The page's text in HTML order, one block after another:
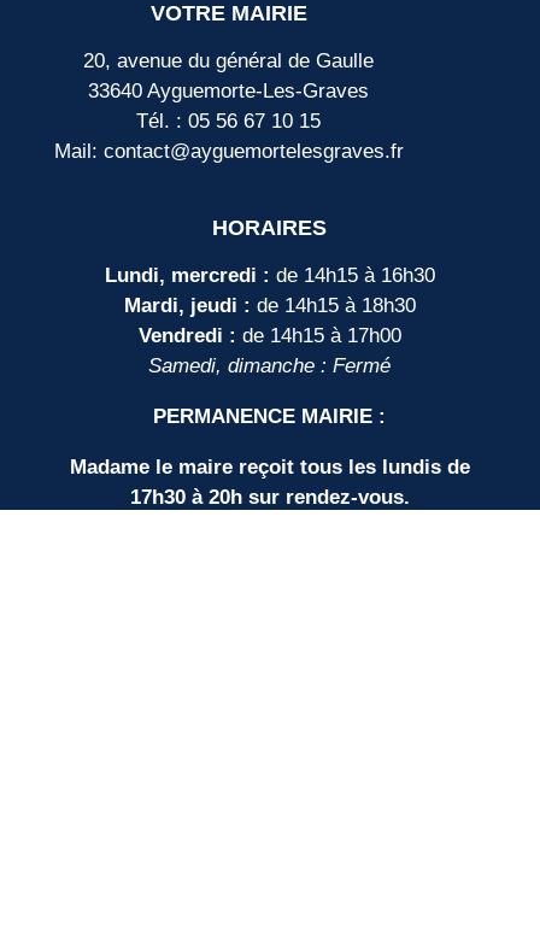
VOTRE MAIRIE
20, avenue du général de Gaulle
33640 Ayguemorte-Les-Graves
Tél. : 05 56 67 10 15
Mail: contact@ayguemortelesgraves.fr
HORAIRES
Lundi, mercredi : de 14h15 à 16h30
Mardi, jeudi : de 14h15 à 18h30
Vendredi : de 14h15 à 17h00
Samedi, dimanche : Fermé
PERMANENCE MAIRIE :
Madame le maire reçoit tous les lundis de
17h30 à 20h sur rendez-vous.